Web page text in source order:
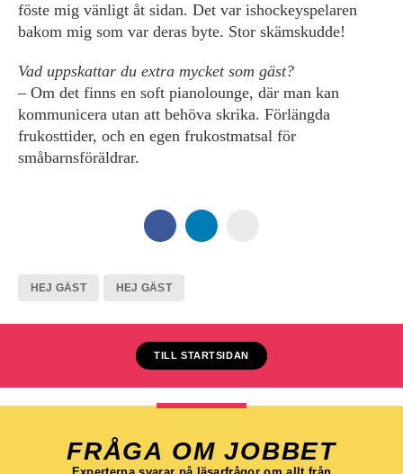
föste mig vänligt åt sidan. Det var ishockeyspelaren
bakom mig som var deras byte. Stor skämskudde!
Vad uppskattar du extra mycket som gäst?
– Om det finns en soft pianolounge, där man kan
kommunicera utan att behöva skrika. Förlängda
frukosttider, och en egen frukostmatsal för
småbarnsföräldrar.
HEJ GÄST HEJ GÄST
TILL STARTSIDAN
FRÅGA OM JOBBET